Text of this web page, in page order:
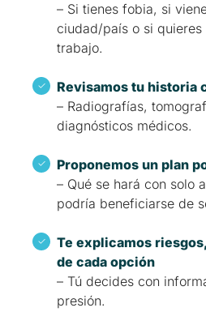
– Si tienes fobia, si
ciudad/país o si
trabajo.
Revisamos tu historia
– Radiografías,
diagnósticos médicos.
Proponemos un plan
– Qué se hará con solo
podría beneficiarse de
Te explicamos
de cada opción
– Tú decides con
presión.